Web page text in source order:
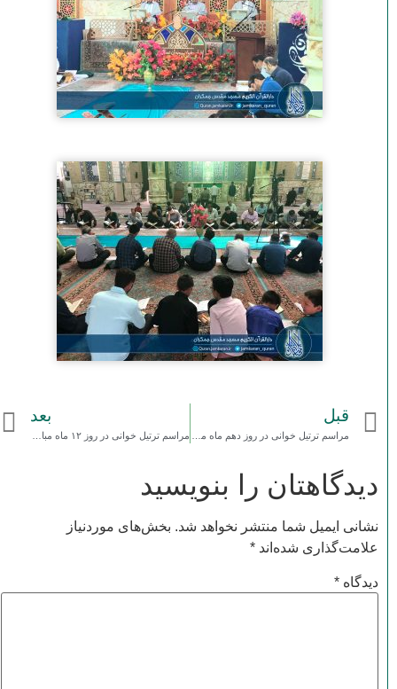
قبل
مراسم ترتیل خوانی در روز دهم ماه مبارک رمضان ۱۳۹۷
بعد
مراسم ترتیل خوانی در روز ۱۲ ماه مبارک رمضان ۱۳۹۷
دیدگاهتان را بنویسید
نشانی ایمیل شما منتشر نخواهد شد. بخش‌های موردنیاز
علامت‌گذاری شده‌اند*
دیدگاه*